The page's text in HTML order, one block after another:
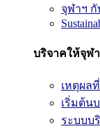
จุฬาฯ
บริจาคให้จุฬ
เหตุผล
เริ่มต้น
ระบบบ